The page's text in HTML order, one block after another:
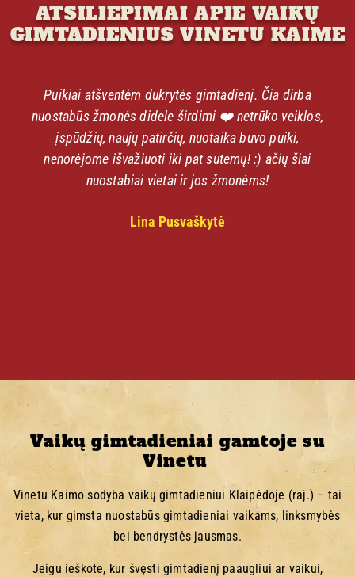
ATSILIEPIMAI APIE VAIKŲ
GIMTADIENIUS VINETU KAIME
Puikiai atšventėm dukrytės gimtadienį. Čia dirba
nuostabūs žmonės didele širdimi ❤️ netrūko veiklos,
įspūdžių, naujų patirčių, nuotaika buvo puiki,
nenorėjome išvažiuoti iki pat sutemų! :) ačių šiai
nuostabiai vietai ir jos žmonėms!
Lina Pusvaškytė
Vaikų gimtadieniai gamtoje su
Vinetu
Vinetu Kaimo sodyba vaikų gimtadieniui Klaipėdoje (raj.) – tai
vieta, kur gimsta nuostabūs gimtadieniai vaikams, linksmybės
bei bendrystės jausmas.
Jeigu ieškote, kur švęsti gimtadienį paaugliui ar vaikui,